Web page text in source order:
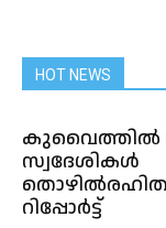
HOT NEWS
കുവൈത്തിൽ
സ്വദേശികൾ
റിപ്പോർട്ട്